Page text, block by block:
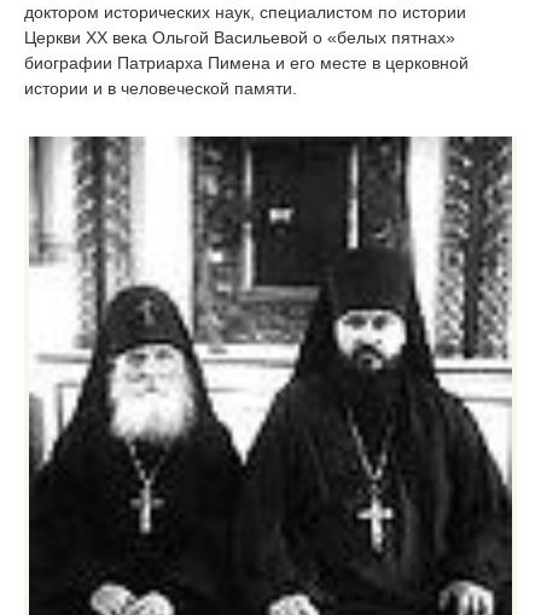
доктором исторических наук, специалистом по истории
Церкви XX века Ольгой Васильевой о «белых пятнах»
биографии Патриарха Пимена и его месте в церковной
истории и в человеческой памяти.